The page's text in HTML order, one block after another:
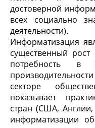
достоверной
всех социально
деятельности).
Информатизация
существенный
потребность в
секторе
показывает
стран (США,
информатизации